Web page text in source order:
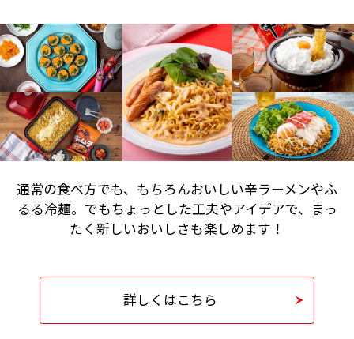
通常の食べ方でも、もちろんおいしい辛ラーメンやふ
るる冷麺。 でもちょっとした工夫やアイデアで、まっ
たく新しいおいしさも楽しめます！
詳しくはこちら